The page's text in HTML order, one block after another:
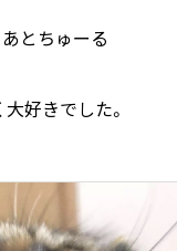
とちゅーる
好きでした。